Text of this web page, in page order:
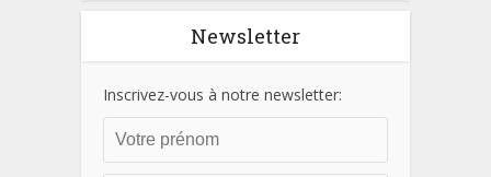
Newsletter
Inscrivez-vous à notre newsletter: